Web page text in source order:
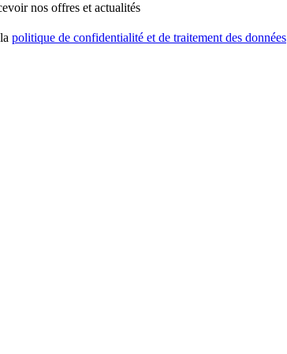
nos offres et actualités
politique de confidentialité et de traitement des données